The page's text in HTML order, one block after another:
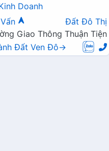
Doanh
Đất Đô Thị
Giao Thông Thuận Tiện
Đất Ven Đô→